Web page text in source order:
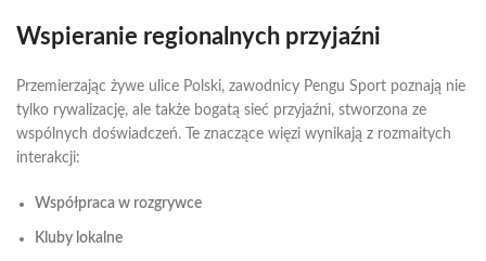
Wspieranie regionalnych przyjaźni
Przemierzając żywe ulice Polski, zawodnicy Pengu Sport poznają nie
tylko rywalizację, ale także bogatą sieć przyjaźni, stworzona ze
wspólnych doświadczeń. Te znaczące więzi wynikają z rozmaitych
interakcji:
Współpraca w rozgrywce
Kluby lokalne